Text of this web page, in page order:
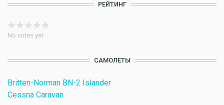
РЕЙТИНГ
No votes yet
САМОЛЕТЫ
Britten-Norman BN-2 Islander
Cessna Caravan